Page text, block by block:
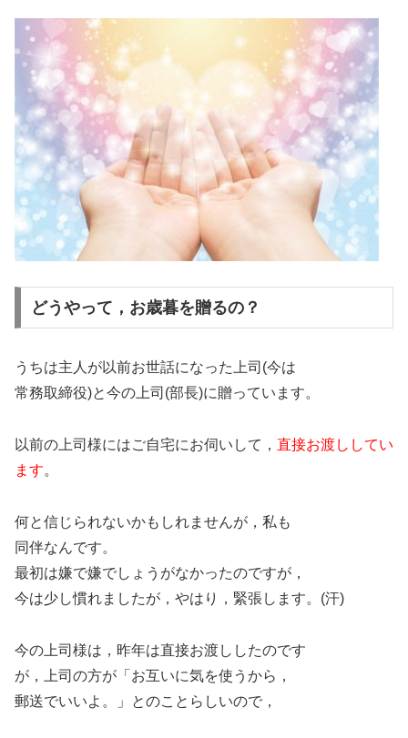
どうやって，お歳暮を贈るの？
うちは主人が以前お世話になった上司(今は
常務取締役)と今の上司(部長)に贈っています。
以前の上司様にはご自宅にお伺いして， 直接お渡ししてい
ます。
何と信じられないかもしれませんが，私も
同伴なんです。
最初は嫌で嫌でしょうがなかったのですが，
今は少し慣れましたが，やはり，緊張します。(汗)
今の上司様は，昨年は直接お渡ししたのです
が，上司の方が「お互いに気を使うから，
郵送でいいよ。」とのことらしいので，